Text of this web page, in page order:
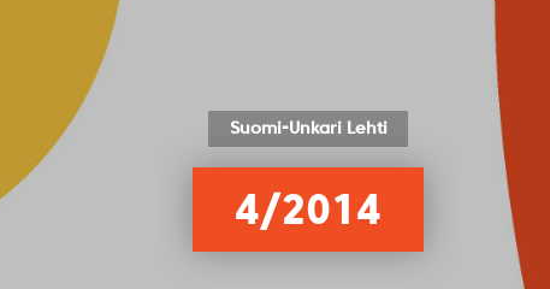
Suomi-Unkari Lehti
4/2014